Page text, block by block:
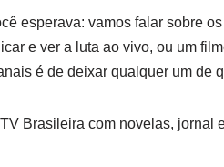
esperava: vamos falar sobre
e ver a luta ao vivo, ou um
é de deixar qualquer um de
Brasileira com novelas, jornal